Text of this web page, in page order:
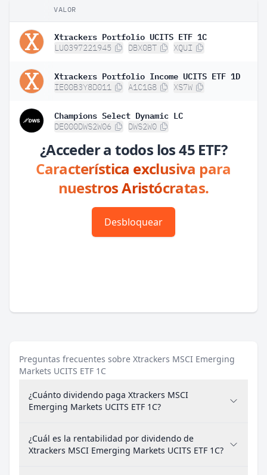
VALOR
Xtrackers Portfolio UCITS ETF 1C
LU0397221945 DBX0BT XQUI
Xtrackers Portfolio Income UCITS ETF 1D
IE00B3Y8D011 A1C1G8 XS7W
Champions Select Dynamic LC
DE000DWS2W06 DWS2W0
¿Acceder a todos los 45 ETF?
Característica exclusiva para
nuestros Aristócratas.
Desbloquear
Preguntas frecuentes sobre Xtrackers MSCI Emerging
Markets UCITS ETF 1C
¿Cuánto dividendo paga Xtrackers MSCI
Emerging Markets UCITS ETF 1C?
¿Cuál es la rentabilidad por dividendo de
Xtrackers MSCI Emerging Markets UCITS ETF 1C?